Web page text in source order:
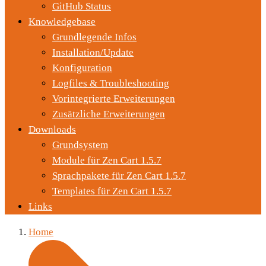
GitHub Status
Knowledgebase
Grundlegende Infos
Installation/Update
Konfiguration
Logfiles & Troubleshooting
Vorintegrierte Erweiterungen
Zusätzliche Erweiterungen
Downloads
Grundsystem
Module für Zen Cart 1.5.7
Sprachpakete für Zen Cart 1.5.7
Templates für Zen Cart 1.5.7
Links
Home